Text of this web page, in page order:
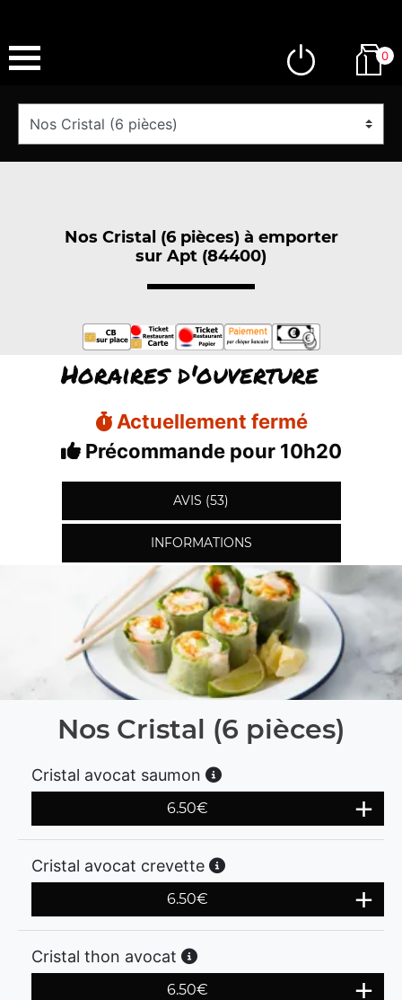
0
Nos Cristal (6 pièces) à emporter
sur Apt (84400)
Horaires d'ouverture
Actuellement fermé
Précommande pour 10h20
AVIS (53)
INFORMATIONS
Nos Cristal (6 pièces)
Cristal avocat saumon
6.50€
Cristal avocat crevette
6.50€
Cristal thon avocat
6.50€